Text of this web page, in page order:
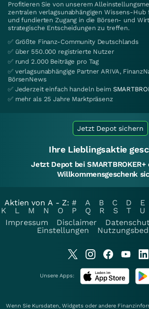
Profitieren Sie von unserem
zentralen verlagsunabhängigen Wissens-
und fundierten Zugang in die Börsen- und
strategische Entscheidungen zu treffen.
✅ Größte Finanz-Community Deutschlands
✅ über 550.000 registrierte Nutzer
✅ rund 2.000 Beiträge pro Tag
✅ verlagsunabhängige Partner ARIVA,
BörsenNews
✅ Jederzeit einfach handeln beim
✅ mehr als 25 Jahre Marktpräsenz
Jetzt Depot sichern
Ihre Lieblingsaktie
Jetzt Depot bei
Willkommensgeschenk
Aktien von A - Z: # A B C D E
K
L M N O P Q R S T U
Impressum
Disclaimer
Einstellungen
Unsere Apps:
Wenn Sie Kursdaten, Widgets oder andere